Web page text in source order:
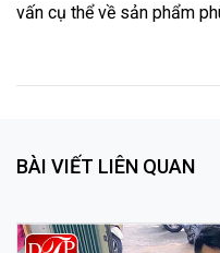
vấn cụ thể về sản phẩm
BÀI VIẾT LIÊN QUAN